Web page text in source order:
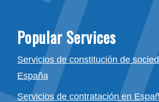
Popular Services
Servicios de constitución de
España
Servicios de contratación en